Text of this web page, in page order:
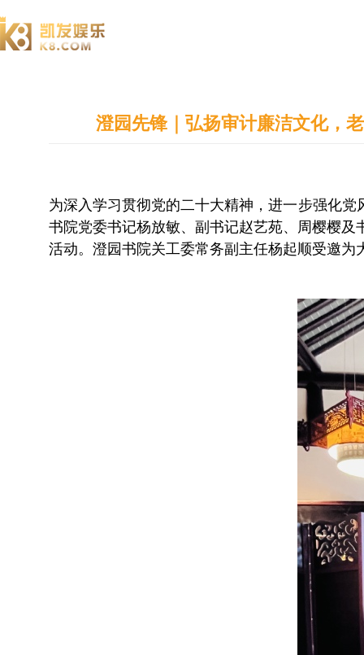
澄园先锋｜弘扬审计廉洁文化，
为深入学习贯彻党的二十大精神，进一步强化
书院党委书记杨放敏、副书记赵艺苑、周樱樱及
活动。澄园书院关工委常务副主任杨起顺受邀